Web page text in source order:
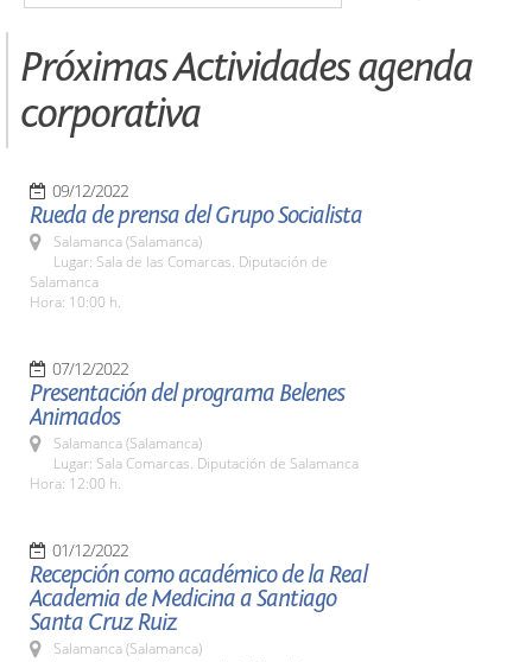
Próximas Actividades agenda
corporativa
09/12/2022
Rueda de prensa del Grupo Socialista
Salamanca (Salamanca)
Lugar: Sala de las Comarcas. Diputación de
Salamanca
Hora: 10:00 h.
07/12/2022
Presentación del programa Belenes
Animados
Salamanca (Salamanca)
Lugar: Sala Comarcas. Diputación de Salamanca
Hora: 12:00 h.
01/12/2022
Recepción como académico de la Real
Academia de Medicina a Santiago
Santa Cruz Ruiz
Salamanca (Salamanca)